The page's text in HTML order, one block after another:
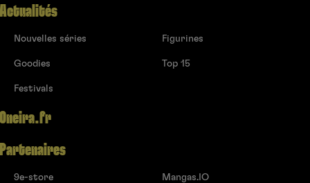
Actualités
Nouvelles séries
Goodies
Festivals
Figurines
Top 15
Oneira.fr
Partenaires
9e-store Mangas.IO